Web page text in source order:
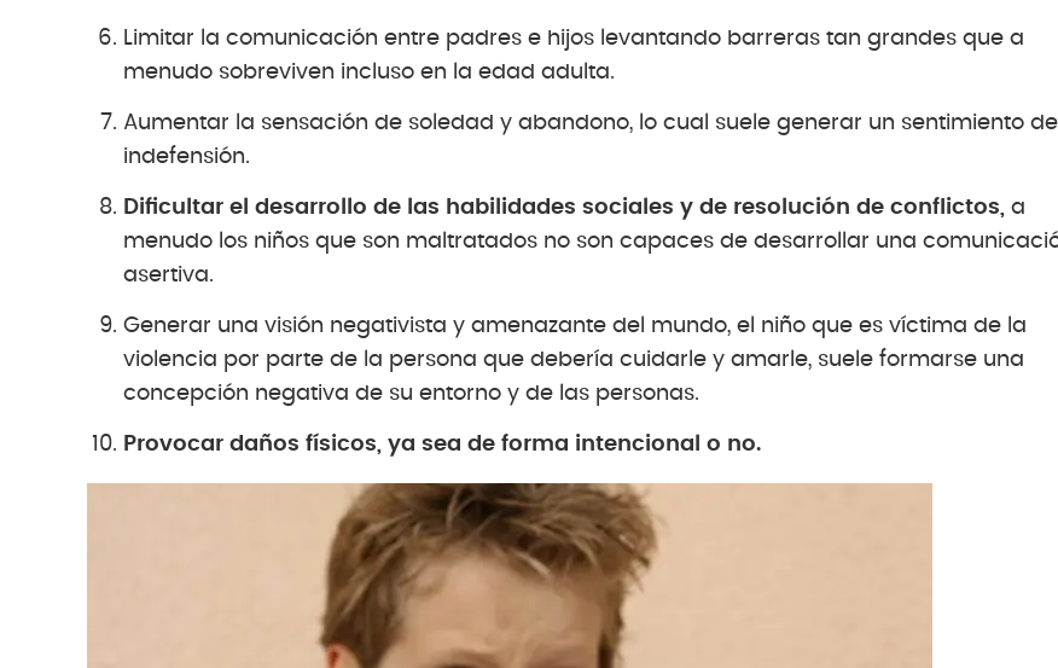
Limitar la comunicación entre padres e hijos levantando barreras tan grandes que a
menudo sobreviven incluso en la edad adulta.
Aumentar la sensación de soledad y abandono, lo cual suele generar un sentimiento de
indefensión.
Dificultar el desarrollo de las habilidades sociales y de resolución de conflictos, a
menudo los niños que son maltratados no son capaces de desarrollar una
asertiva.
Generar una visión negativista y amenazante del mundo, el niño que es víctima de la
violencia por parte de la persona que debería cuidarle y amarle, suele formarse una
concepción negativa de su entorno y de las personas.
Provocar daños físicos, ya sea de forma intencional o no.